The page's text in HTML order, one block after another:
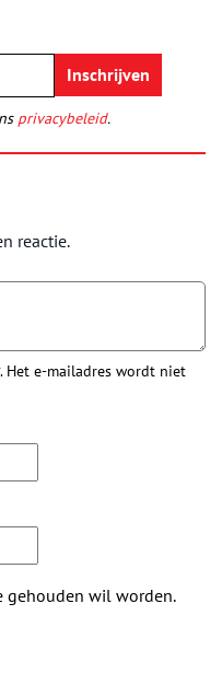
privacybeleid.
reactie.
Het e-mailadres wordt niet
gehouden wil worden.